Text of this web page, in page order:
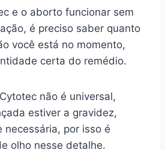
e o aborto funcionar sem
é preciso saber quanto
você está no momento,
certa do remédio.
não é universal,
estiver a gravidez,
necessária, por isso é
olho nesse detalhe.